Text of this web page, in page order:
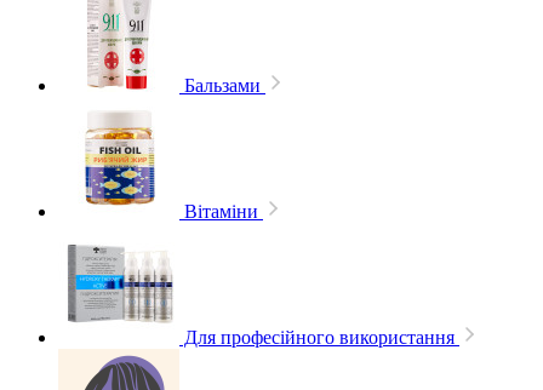
Бальзами
Вітаміни
Для професійного використання